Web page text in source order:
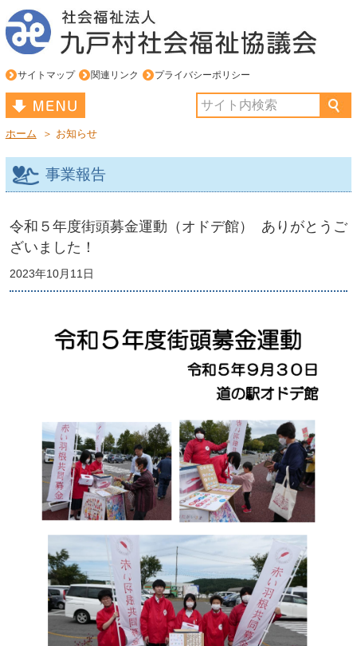
プライバシーポリシー
関連リンク
サイトマップ
トップページ
お知らせ
相談・住民支援
社協について
ホーム ＞ お知らせ
事業報告
令和５年度街頭募金運動（オドデ館） ありがとうご
ざいました！
2023年10月11日